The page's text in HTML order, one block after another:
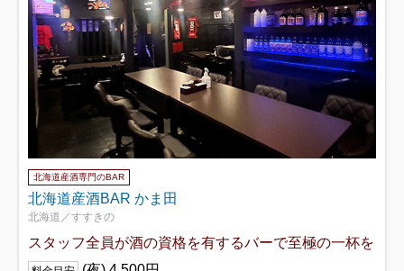
北海道産酒専門のBAR
北海道産酒BAR かま田
北海道／すすきの
スタッフ全員が酒の資格を有するバーで至極の一杯を